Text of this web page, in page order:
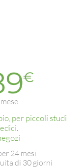
€
per piccoli studi
24 mesi
di 30 giorni